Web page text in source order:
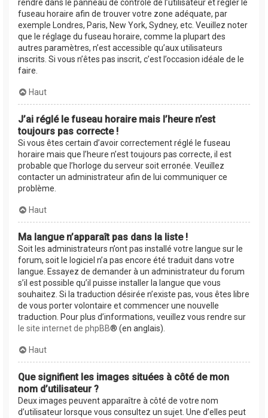
rendre dans le panneau de contrôle de l’utilisateur et régler le
fuseau horaire afin de trouver votre zone adéquate, par
exemple Londres, Paris, New York, Sydney, etc. Veuillez noter
que le réglage du fuseau horaire, comme la plupart des
autres paramètres, n’est accessible qu’aux utilisateurs
inscrits. Si vous n’êtes pas inscrit, c’est l’occasion idéale de le
faire.
Haut
J’ai réglé le fuseau horaire mais l’heure n’est
toujours pas correcte !
Si vous êtes certain d’avoir correctement réglé le fuseau
horaire mais que l’heure n’est toujours pas correcte, il est
probable que l’horloge du serveur soit erronée. Veuillez
contacter un administrateur afin de lui communiquer ce
problème.
Haut
Ma langue n’apparaît pas dans la liste !
Soit les administrateurs n’ont pas installé votre langue sur le
forum, soit le logiciel n’a pas encore été traduit dans votre
langue. Essayez de demander à un administrateur du forum
s’il est possible qu’il puisse installer la langue que vous
souhaitez. Si la traduction désirée n’existe pas, vous êtes libre
de vous porter volontaire et commencer une nouvelle
traduction. Pour plus d’informations, veuillez vous rendre sur
le site internet de phpBB® (en anglais).
Haut
Que signifient les images situées à côté de mon
nom d’utilisateur ?
Deux images peuvent apparaître à côté de votre nom
d’utilisateur lorsque vous consultez un sujet. Une d’elles peut